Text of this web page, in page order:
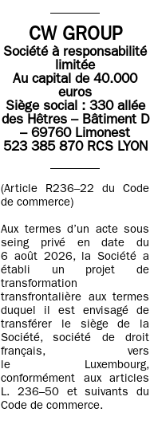
CW GROUP
Société à responsabilité
limitée
Au capital de 40.000
euros
Siège social : 330 allée
des Hêtres – Bâtiment D
– 69760 Limonest
523 385 870 RCS LYON
(Article R236–22 du Code
de commerce)
Aux termes d’un acte sous
seing privé en date du
6 août 2026, la Société a
établi un projet de
transformation
transfrontalière aux termes
duquel il est envisagé de
transférer le siège de la
Société, société de droit
français, vers
le Luxembourg,
conformément aux articles
L. 236–50 et suivants du
Code de commerce.